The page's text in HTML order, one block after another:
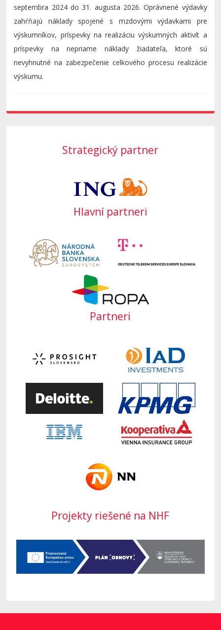
septembra 2024 do 31. augusta 2026. Oprávnené výdavky
zahŕňajú náklady spojené s mzdovými výdavkami pre
výskumníkov, príspevky na realizáciu výskumných aktivít a
príspevky na nepriame náklady žiadateľa, ktoré sú
nevyhnutné na zabezpečenie celkového procesu realizácie
výskumu.
Strategický partner
Hlavní partneri
Partneri
Projekty riešené na NHF